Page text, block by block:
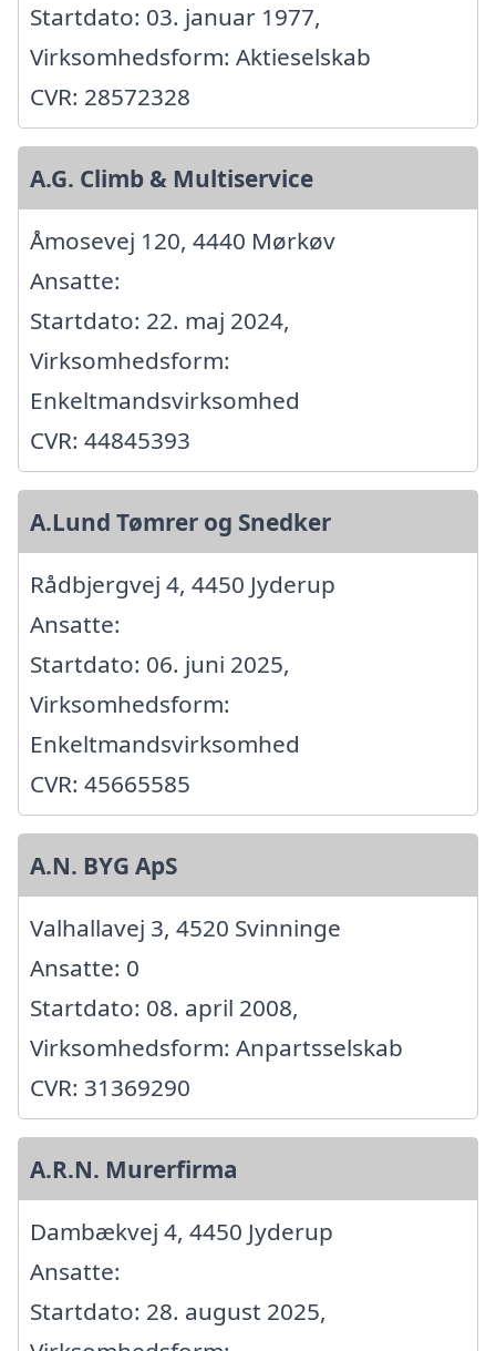
Startdato: 03. januar 1977,
Virksomhedsform: Aktieselskab
CVR: 28572328
A.G. Climb & Multiservice
Åmosevej 120, 4440 Mørkøv
Ansatte:
Startdato: 22. maj 2024,
Virksomhedsform:
Enkeltmandsvirksomhed
CVR: 44845393
A.Lund Tømrer og Snedker
Rådbjergvej 4, 4450 Jyderup
Ansatte:
Startdato: 06. juni 2025,
Virksomhedsform:
Enkeltmandsvirksomhed
CVR: 45665585
A.N. BYG ApS
Valhallavej 3, 4520 Svinninge
Ansatte: 0
Startdato: 08. april 2008,
Virksomhedsform: Anpartsselskab
CVR: 31369290
A.R.N. Murerfirma
Dambækvej 4, 4450 Jyderup
Ansatte:
Startdato: 28. august 2025,